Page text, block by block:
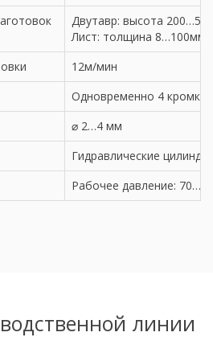
Двутавр: высота
Лист: толщина 8…100мм
12м/мин
Одновременно 4 кромки
⌀ 2…4 мм
Гидравлические
Рабочее давление:
линии